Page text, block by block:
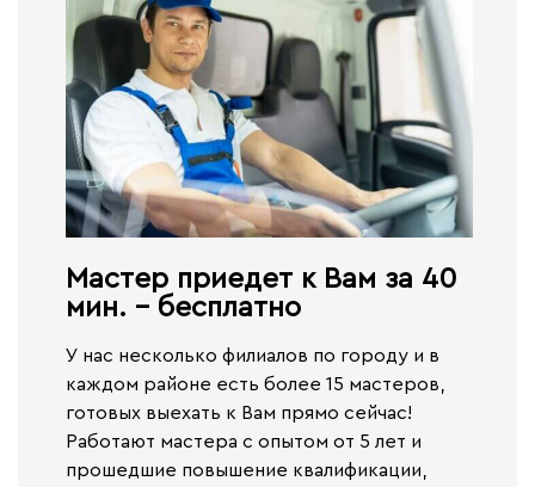
Мастер приедет к Вам за 40
мин. - бесплатно​
У нас несколько филиалов по городу и в
каждом районе есть более 15 мастеров,
готовых выехать к Вам прямо сейчас!
Работают мастера с опытом от 5 лет и
прошедшие повышение квалификации,